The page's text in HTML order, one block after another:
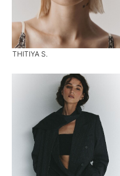
THITIYA S.